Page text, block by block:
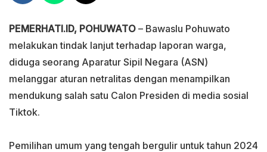
PEMERHATI.ID, POHUWATO – Bawaslu Pohuwato
melakukan tindak lanjut terhadap laporan warga,
diduga seorang Aparatur Sipil Negara (ASN)
melanggar aturan netralitas dengan menampilkan
mendukung salah satu Calon Presiden di media sosial
Tiktok.
Pemilihan umum yang tengah bergulir untuk tahun 2024